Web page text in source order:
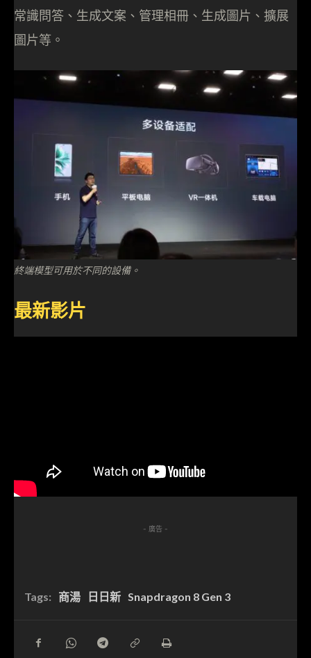
常識問答、生成文案、管理相冊、生成圖片、擴展
圖片等。
終端模型可用於不同的設備。
最新影片
- 廣告 -
Tags: 商湯 日日新 Snapdragon 8 Gen 3